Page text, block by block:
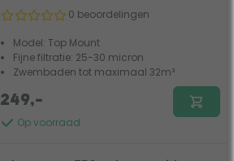
0 beoordelingen
Model: Top Mount
Fijne filtratie: 25-30 micron
Zwembaden tot maximaal 32m³
Op voorraad
249,-